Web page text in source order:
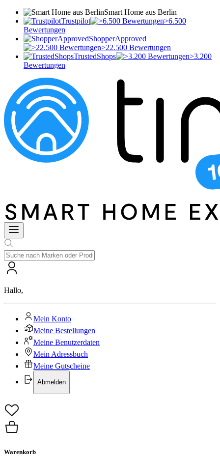
Smart Home aus Berlin
Trustpilot
>6.500
Bewertungen
ShopperApproved
>22.500 Bewertungen
TrustedShops
>3.200
Bewertungen
Hallo,
Mein Konto
Meine Bestellungen
Meine Benutzerdaten
Mein Adressbuch
Meine Gutscheine
Abmelden
Warenkorb